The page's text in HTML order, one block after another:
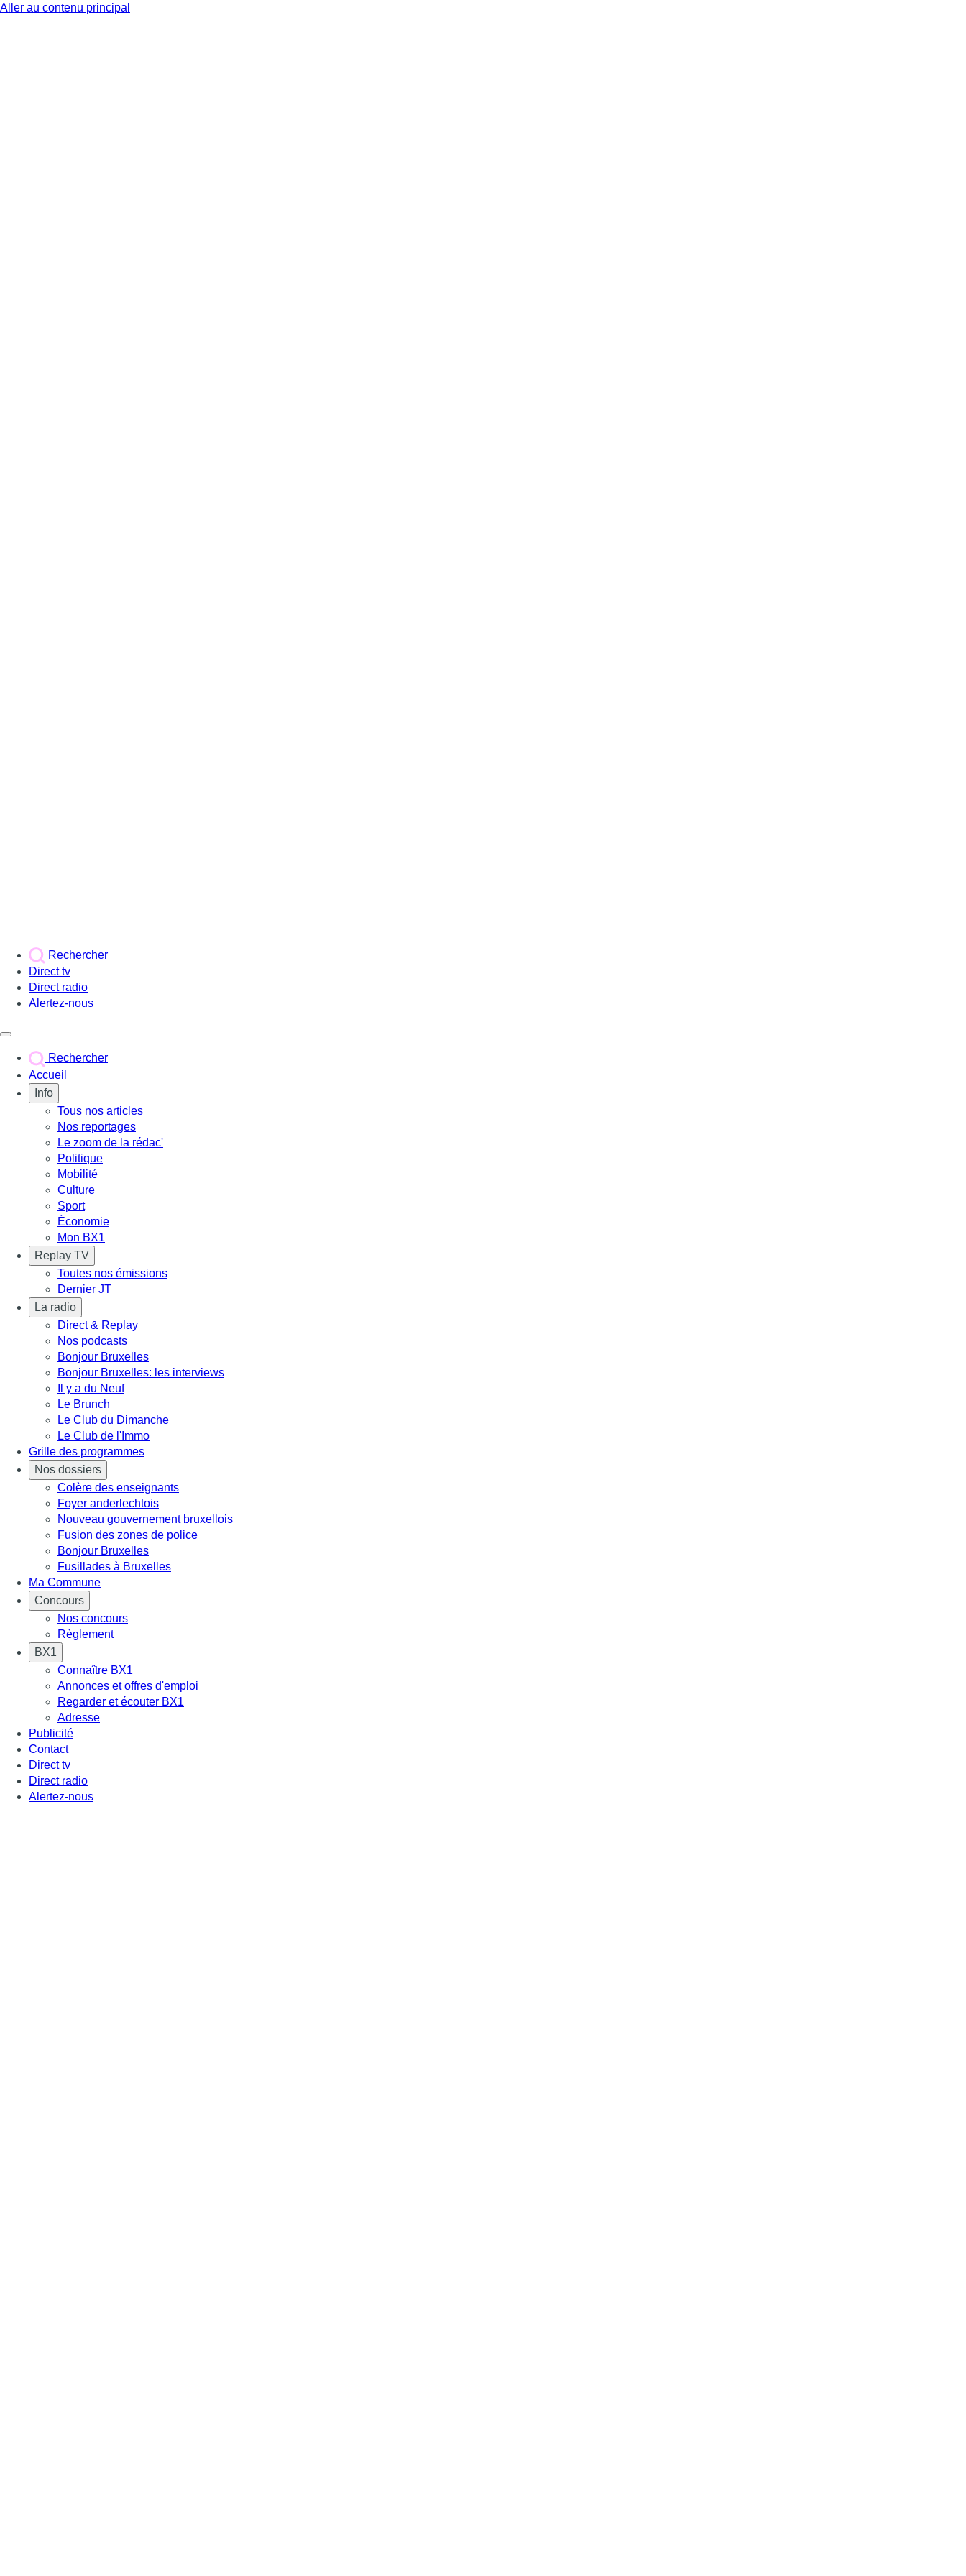
Aller au contenu principal
Rechercher
Direct tv
Direct radio
Alertez-nous
Rechercher
Accueil
Info
Tous nos articles
Nos reportages
Le zoom de la rédac'
Politique
Mobilité
Culture
Sport
Économie
Mon BX1
Replay TV
Toutes nos émissions
Dernier JT
La radio
Direct & Replay
Nos podcasts
Bonjour Bruxelles
Bonjour Bruxelles: les interviews
Il y a du Neuf
Le Brunch
Le Club du Dimanche
Le Club de l'Immo
Grille des programmes
Nos dossiers
Colère des enseignants
Foyer anderlechtois
Nouveau gouvernement bruxellois
Fusion des zones de police
Bonjour Bruxelles
Fusillades à Bruxelles
Ma Commune
Concours
Nos concours
Règlement
BX1
Connaître BX1
Annonces et offres d'emploi
Regarder et écouter BX1
Adresse
Publicité
Contact
Direct tv
Direct radio
Alertez-nous